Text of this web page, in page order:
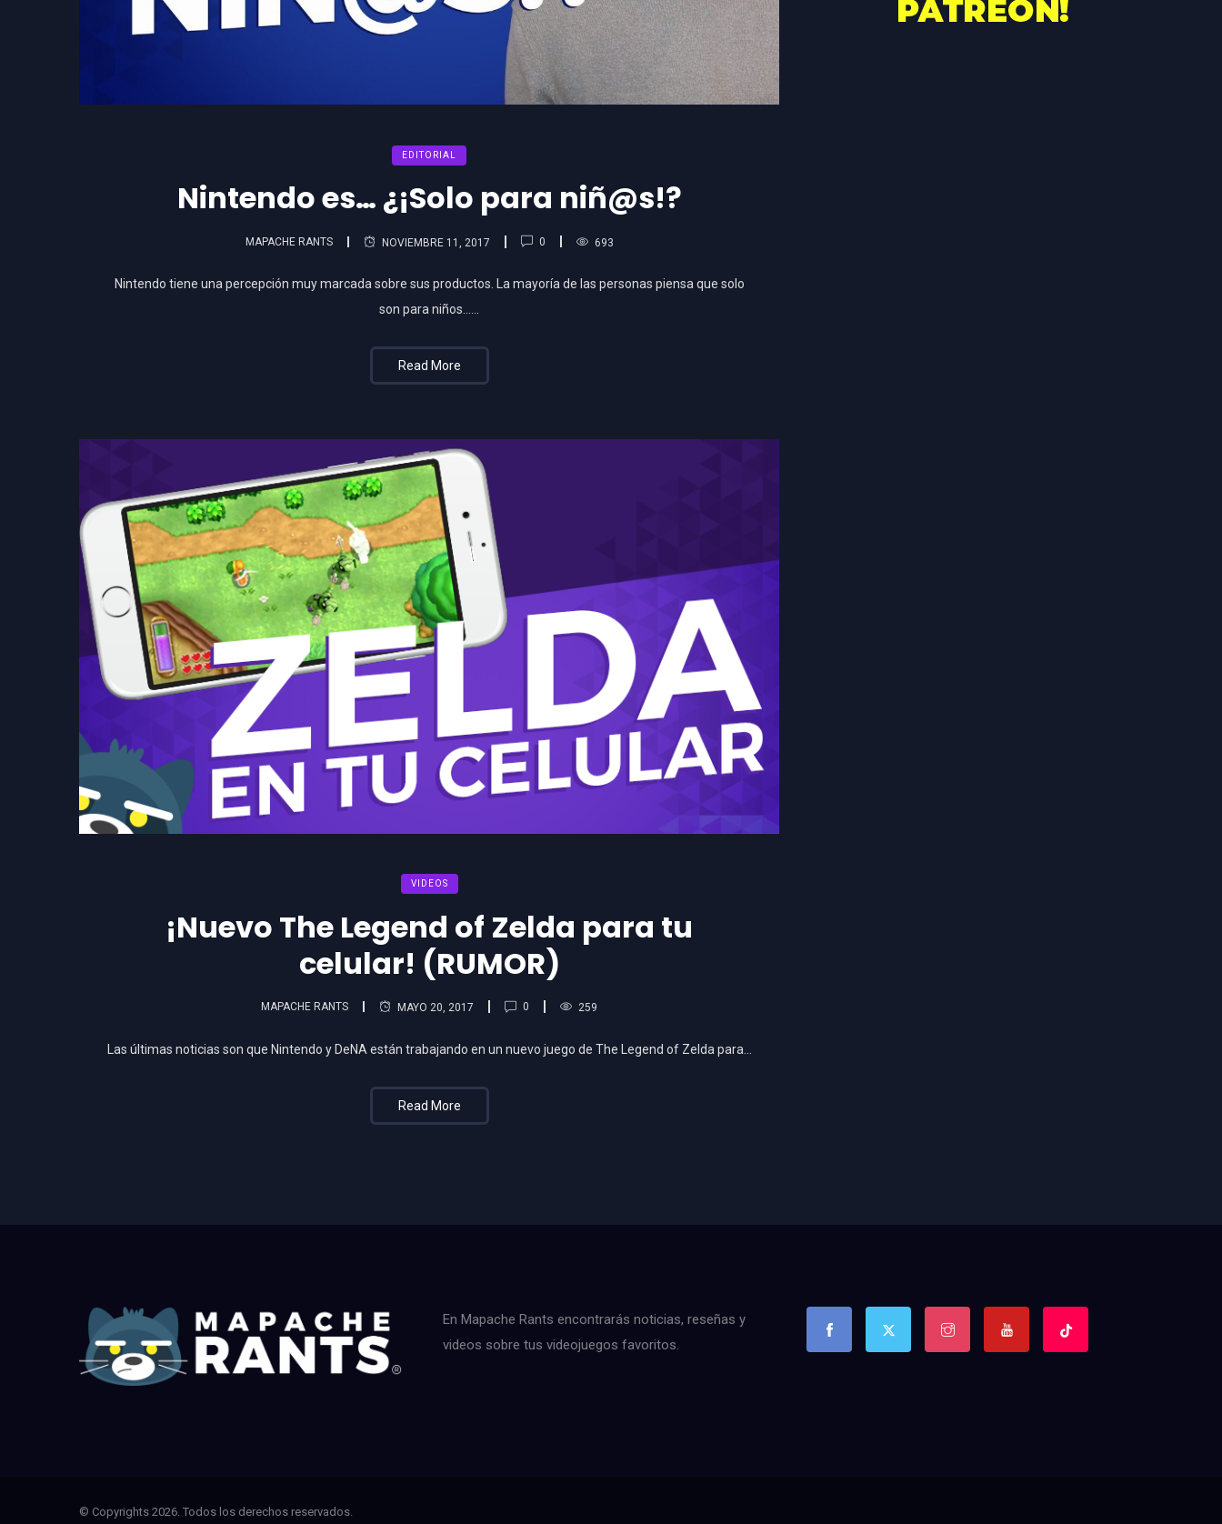
EDITORIAL
Nintendo es… ¿¡Solo para niñ@s!?
MAPACHE RANTS NOVIEMBRE 11, 2017 0 693
Nintendo tiene una percepción muy marcada sobre sus productos. La mayoría de las personas piensa que solo
son para niños……
Read More
VIDEOS
¡Nuevo The Legend of Zelda para tu
celular! (RUMOR)
MAPACHE RANTS MAYO 20, 2017 0 259
Las últimas noticias son que Nintendo y DeNA están trabajando en un nuevo juego de The Legend of Zelda para…
Read More
En Mapache Rants encontrarás noticias, reseñas y
videos sobre tus videojuegos favoritos.
© Copyrights 2026. Todos los derechos reservados.